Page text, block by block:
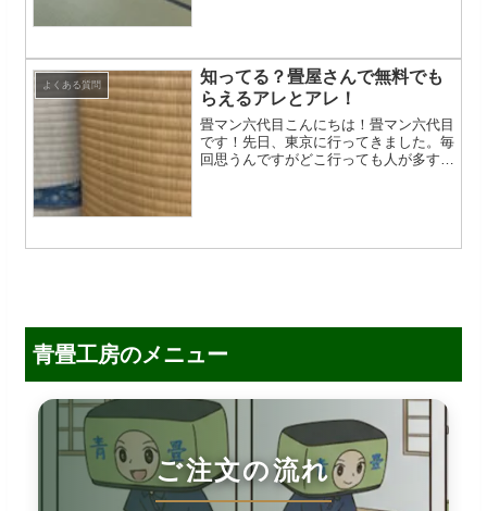
対策にも役立ちますよ！
よくある質問
知ってる？畳屋さんで無料でも
らえるアレとアレ！
畳マン六代目こんにちは！畳マン六代目
です！先日、東京に行ってきました。毎
回思うんですがどこ行っても人が多すぎ
青畳工房のメニュー